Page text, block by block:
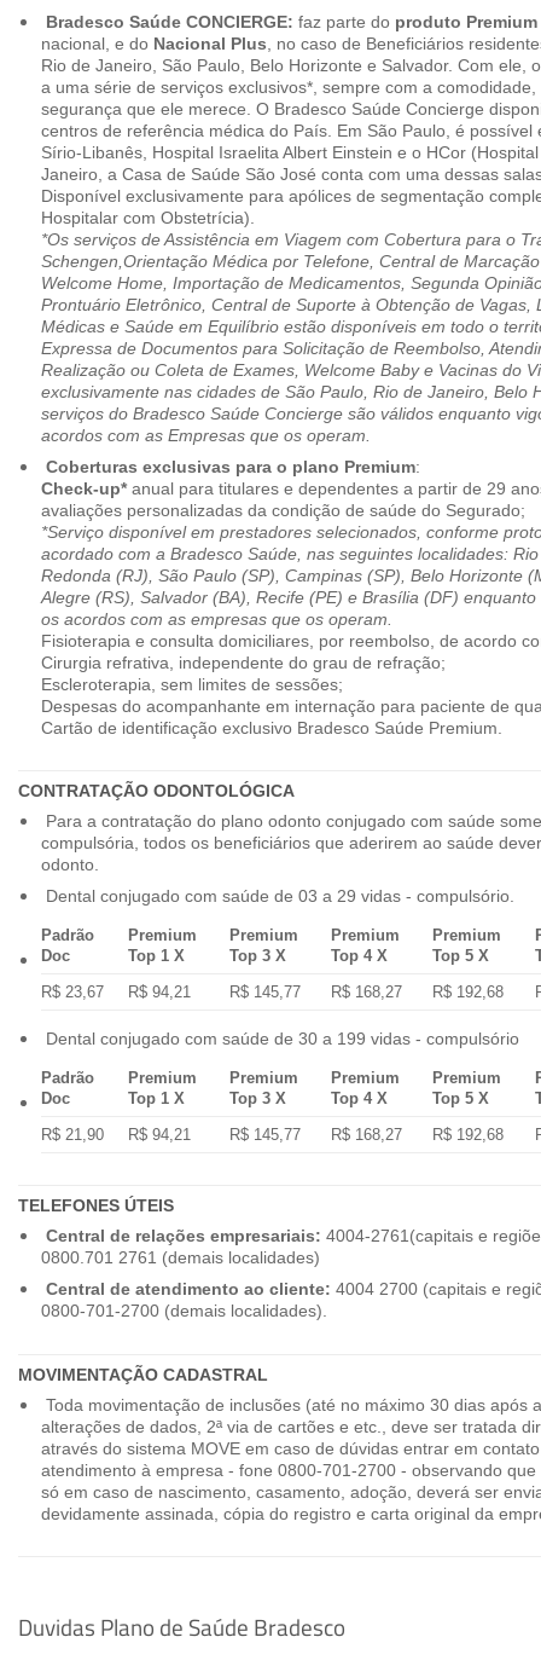
Bradesco Saúde CONCIERGE: faz parte do produto Premium
nacional, e do Nacional Plus , no caso de Beneficiários
Rio de Janeiro, São Paulo, Belo Horizonte e Salvador. Com ele,
a uma série de serviços exclusivos*, sempre com a
segurança que ele merece. O Bradesco Saúde Concierge
centros de referência médica do País. Em São Paulo, é possível
Sírio-Libanês, Hospital Israelita Albert Einstein e o HCor
Janeiro, a Casa de Saúde São José conta com uma dessas
Disponível exclusivamente para apólices de segmentação
Hospitalar com Obstetrícia).
*Os serviços de Assistência em Viagem com Cobertura para o
Schengen,Orientação Médica por Telefone, Central de
Welcome Home, Importação de Medicamentos, Segunda
Prontuário Eletrônico, Central de Suporte à Obtenção de Vagas,
Médicas e Saúde em Equilíbrio estão disponíveis em todo o
Expressa de Documentos para Solicitação de Reembolso,
Realização ou Coleta de Exames, Welcome Baby e Vacinas do
exclusivamente nas cidades de São Paulo, Rio de Janeiro, Belo
serviços do Bradesco Saúde Concierge são válidos enquanto
acordos com as Empresas que os operam.
Coberturas exclusivas para o plano Premium:
Check-up*anual para titulares e dependentes a partir de 29
avaliações personalizadas da condição de saúde do Segurado;
*Serviço disponível em prestadores selecionados, conforme
acordado com a Bradesco Saúde, nas seguintes localidades:
Redonda (RJ), São Paulo (SP), Campinas (SP), Belo Horizonte
Alegre (RS), Salvador (BA), Recife (PE) e Brasília (DF)
os acordos com as empresas que os operam.
Fisioterapia e consulta domiciliares, por reembolso, de acordo
Cirurgia refrativa, independente do grau de refração;
Escleroterapia, sem limites de sessões;
Despesas do acompanhante em internação para paciente de
Cartão de identificação exclusivo Bradesco Saúde Premium.
CONTRATAÇÃO ODONTOLÓGICA
Para a contratação do plano odonto conjugado com saúde
compulsória, todos os beneficiários que aderirem ao saúde
odonto.
Dental conjugado com saúde de 03 a 29 vidas - compulsório.
Padrão
Doc
Premium
Top 1 X
Premium
Top 3 X
Premium
Top 4 X
Premium
Top 5 X
R$ 23,67
R$ 94,21 R$ 145,77 R$ 168,27 R$ 192,68
Dental conjugado com saúde de 30 a 199 vidas - compulsório
Padrão
Doc
Premium
Top 1 X
Premium
Top 3 X
Premium
Top 4 X
Premium
Top 5 X
R$ 21,90
R$ 94,21 R$ 145,77 R$ 168,27 R$ 192,68
TELEFONES ÚTEIS
Central de relações empresariais: 4004-2761(capitais e
0800.701 2761 (demais localidades)
Central de atendimento ao cliente: 4004 2700 (capitais e
0800-701-2700 (demais localidades).
MOVIMENTAÇÃO CADASTRAL
Toda movimentação de inclusões (até no máximo 30 dias após
alterações de dados, 2ª via de cartões e etc., deve ser tratada
através do sistema MOVE em caso de dúvidas entrar em
atendimento à empresa - fone 0800-701-2700 - observando
só em caso de nascimento, casamento, adoção, deverá ser
devidamente assinada, cópia do registro e carta original da
Duvidas Plano de Saúde Bradesco